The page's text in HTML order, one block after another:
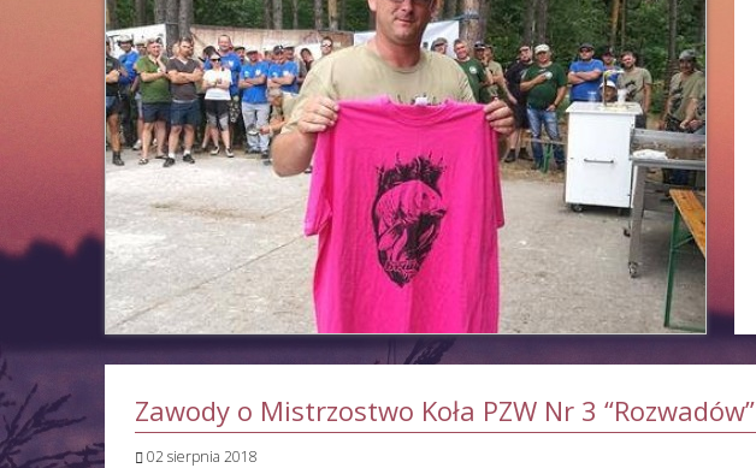
Zawody o Mistrzostwo Koła PZW Nr 3 “Rozwadów”
02 sierpnia 2018